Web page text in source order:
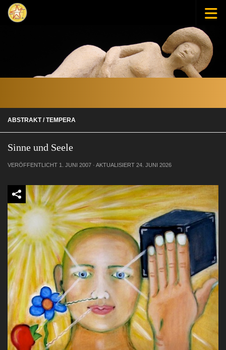
Zum Inhalt springen
ABSTRAKT / TEMPERA
Sinne und Seele
VERÖFFENTLICHT 1. JUNI 2007 · AKTUALISIERT 24. JUNI 2026